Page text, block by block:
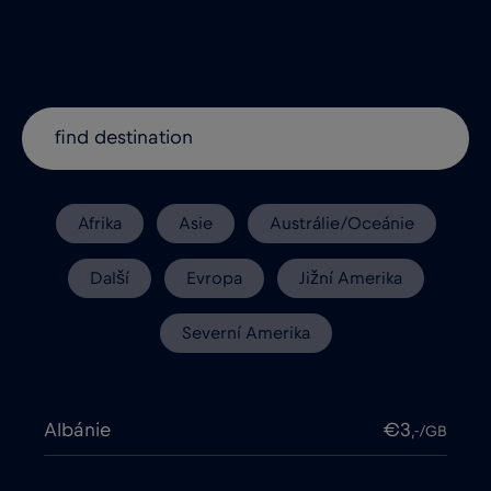
Afrika Asie Austrálie/Oceánie
Další Evropa Jižní Amerika
Severní Amerika
Albánie €3,-/GB